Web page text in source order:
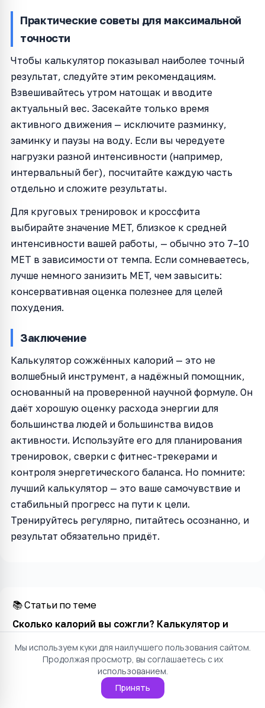
Практические советы для максимальной
точности
Чтобы калькулятор показывал наиболее точный
результат, следуйте этим рекомендациям.
Взвешивайтесь утром натощак и вводите
актуальный вес. Засекайте только время
активного движения — исключите разминку,
заминку и паузы на воду. Если вы чередуете
нагрузки разной интенсивности (например,
интервальный бег), посчитайте каждую часть
отдельно и сложите результаты.
Для круговых тренировок и кроссфита
выбирайте значение MET, близкое к средней
интенсивности вашей работы, — обычно это 7–10
MET в зависимости от темпа. Если сомневаетесь,
лучше немного занизить MET, чем завысить:
консервативная оценка полезнее для целей
похудения.
Заключение
Калькулятор сожжённых калорий — это не
волшебный инструмент, а надёжный помощник,
основанный на проверенной научной формуле. Он
даёт хорошую оценку расхода энергии для
большинства людей и большинства видов
активности. Используйте его для планирования
тренировок, сверки с фитнес-трекерами и
контроля энергетического баланса. Но помните:
лучший калькулятор — это ваше самочувствие и
стабильный прогресс на пути к цели.
Тренируйтесь регулярно, питайтесь осознанно, и
результат обязательно придёт.
📚 Статьи по теме
Сколько калорий вы сожгли? Калькулятор и
✓ На проверенных формулах⚡ Результат за секунды
🔒 Данные не покидают браузер
Мы используем куки для наилучшего пользования сайтом.
Продолжая просмотр, вы соглашаетесь с их
использованием.
Принять